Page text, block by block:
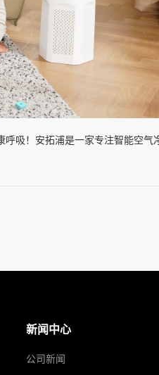
吸！安拓浦是一家专注智能空气
新闻中心
公司新闻